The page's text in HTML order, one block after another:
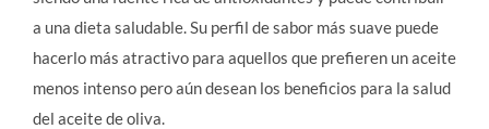
a una dieta saludable. Su perfil de sabor más suave puede
hacerlo más atractivo para aquellos que prefieren un aceite
menos intenso pero aún desean los beneficios para la salud
del aceite de oliva.